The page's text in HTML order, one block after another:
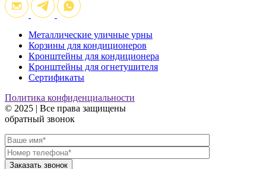
Металлические уличные урны
Корзины для кондиционеров
Кронштейны для кондиционера
Кронштейны для огнетушителя
Сертификаты
Политика конфиденциальности
© 2025 | Все права защищены
обратный звонок